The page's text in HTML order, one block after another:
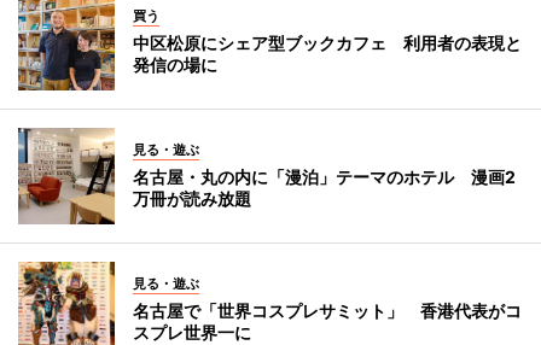
買う
中区松原にシェア型ブックカフェ 利用者の表現と
発信の場に
見る・遊ぶ
名古屋・丸の内に「漫泊」テーマのホテル 漫画2
万冊が読み放題
見る・遊ぶ
名古屋で「世界コスプレサミット」 香港代表がコ
スプレ世界一に